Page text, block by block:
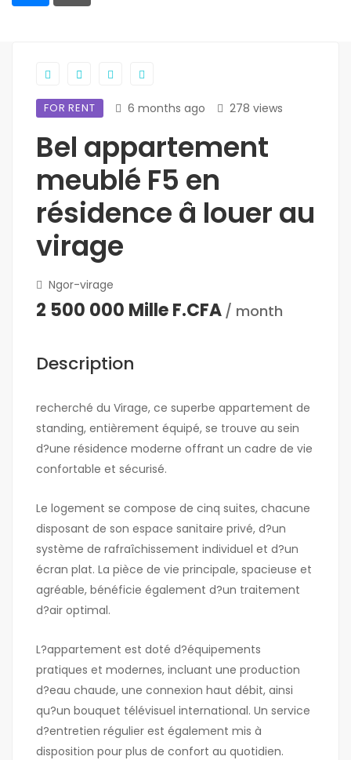
FOR RENT 6 months ago 278 views
Bel appartement
meublé F5 en
résidence â louer au
virage
Ngor-virage
2 500 000 Mille F.CFA / month
Description
recherché du Virage, ce superbe appartement de
standing, entièrement équipé, se trouve au sein
d?une résidence moderne offrant un cadre de vie
confortable et sécurisé.
Le logement se compose de cinq suites, chacune
disposant de son espace sanitaire privé, d?un
système de rafraîchissement individuel et d?un
écran plat. La pièce de vie principale, spacieuse et
agréable, bénéficie également d?un traitement
d?air optimal.
L?appartement est doté d?équipements
pratiques et modernes, incluant une production
d?eau chaude, une connexion haut débit, ainsi
qu?un bouquet télévisuel international. Un service
d?entretien régulier est également mis à
disposition pour plus de confort au quotidien.